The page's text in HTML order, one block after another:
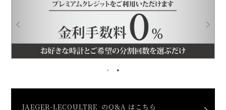
JAEGER-LECOULTRE のQ&A はこちら